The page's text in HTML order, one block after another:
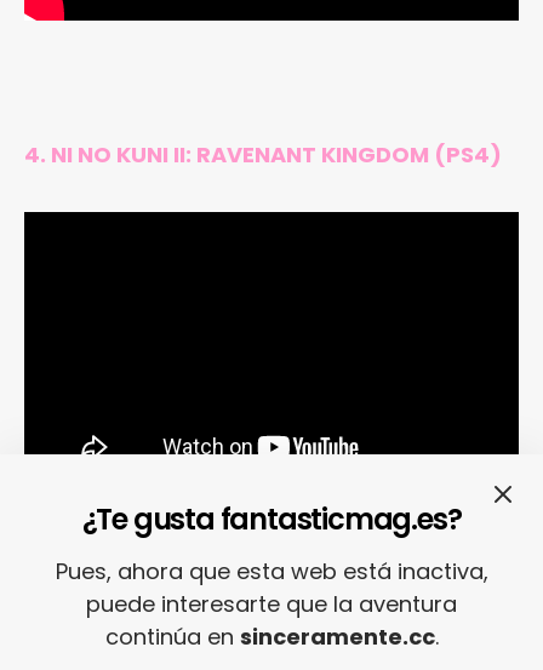
4. NI NO KUNI II: RAVENANT KINGDOM (PS4)
3. A WAY OUT (PS4, Xbox One, PC)
¿Te gusta fantasticmag.es?
Pues, ahora que esta web está inactiva,
puede interesarte que la aventura
continúa en sinceramente.cc.